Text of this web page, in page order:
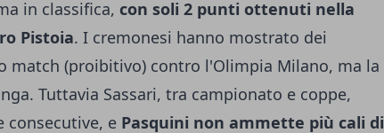
in classifica, con soli 2 punti ottenuti nella
Pistoia. I cremonesi hanno mostrato dei
(proibitivo) contro l'Olimpia Milano, ma la
Tuttavia Sassari, tra campionato e coppe,
consecutive, e Pasquini non ammette più cali di